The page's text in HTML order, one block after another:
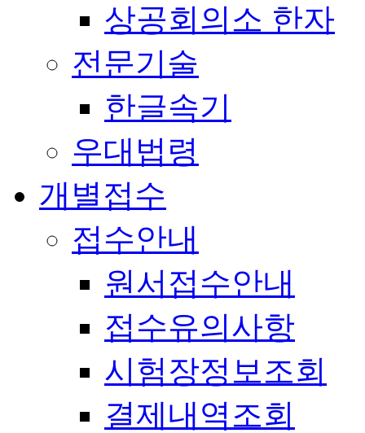
상공회의소 한자
전문기술
한글속기
우대법령
개별접수
접수안내
원서접수안내
접수유의사항
시험장정보조회
결제내역조회